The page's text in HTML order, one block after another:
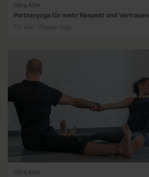
Irina Alex
Partneryoga für mehr Respekt und Vertrauen
Für alle | Vinyasa Yoga
Irina Alex